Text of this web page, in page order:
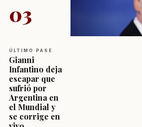
03
ÚLTIMO PASE
Gianni
Infantino deja
escapar que
sufrió por
Argentina en
el Mundial y
se corrige en